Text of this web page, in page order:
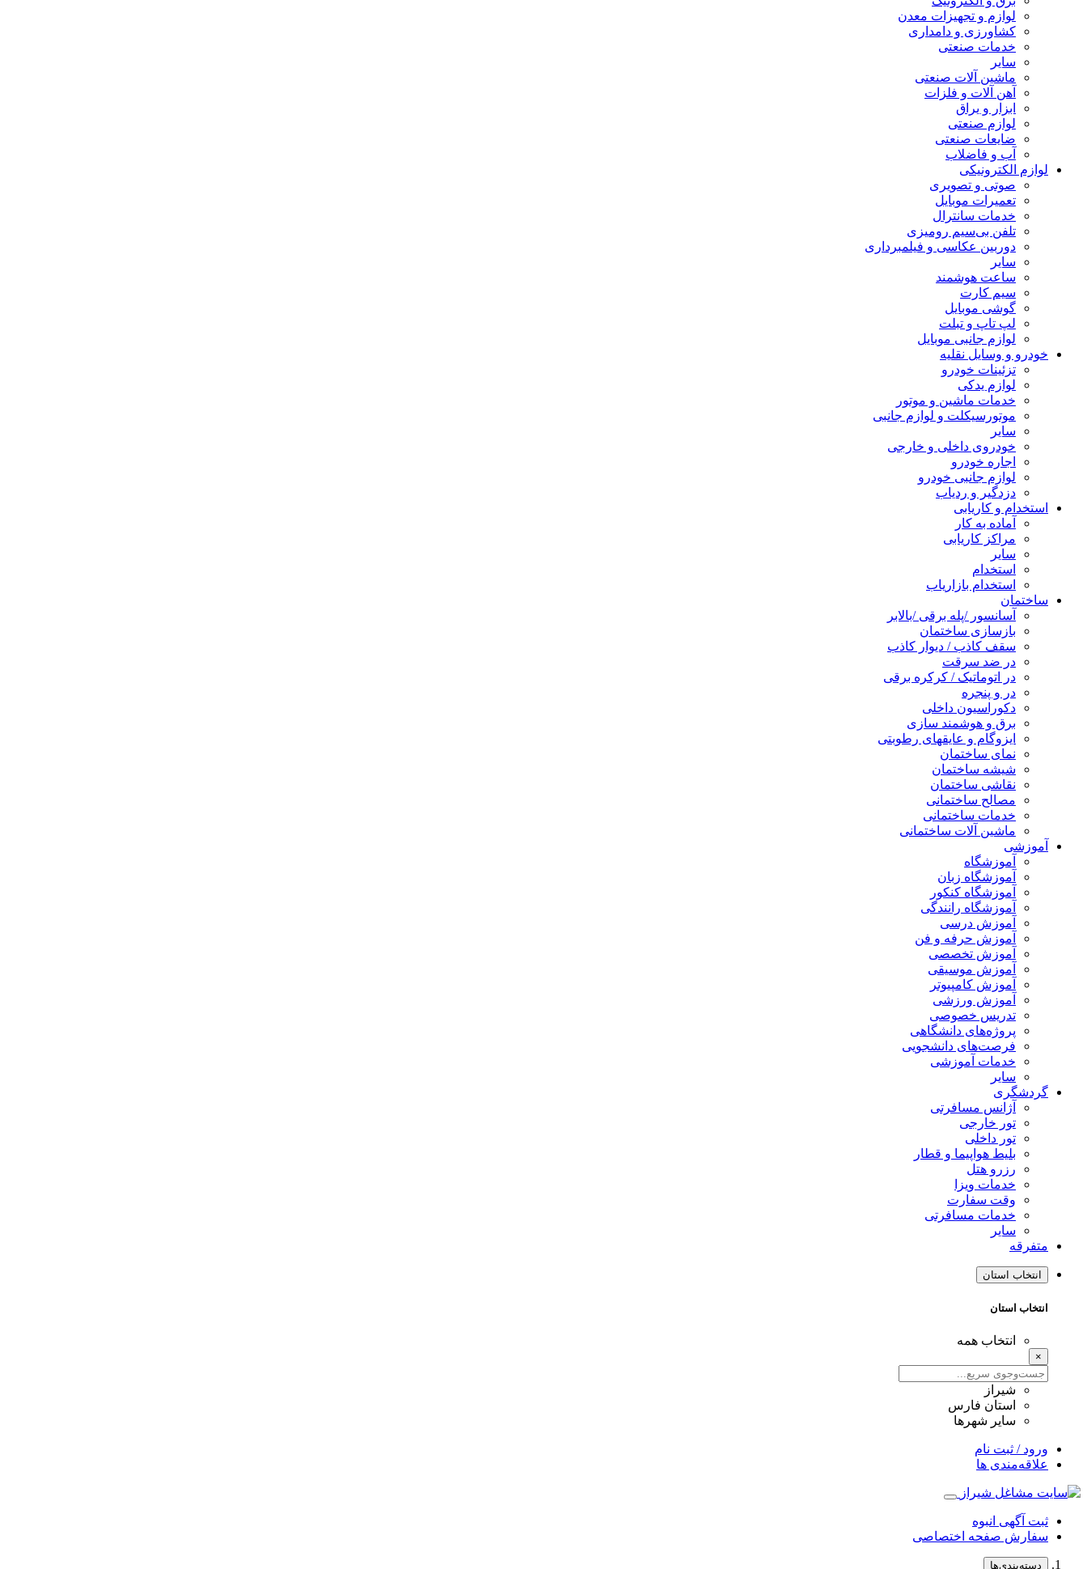
لوازم و تجهیزات معدن
کشاورزی و دامداری
خدمات صنعتی
سایر
ماشین آلات صنعتی
آهن آلات و فلزات
ابزار و یراق
لوازم صنعتی
ضایعات صنعتی
آب و فاضلاب
لوازم الکترونیکی
صوتی و تصویری
تعمیرات موبایل
خدمات سانترال
تلفن بی‌سیم رومیزی
دوربین عکاسی و فیلمبرداری
سایر
ساعت هوشمند
سیم کارت
گوشی موبایل
لپ تاپ و تبلت
لوازم جانبی موبایل
خودرو و وسایل نقلیه
تزئینات خودرو
لوازم یدکی
خدمات ماشین و موتور
موتورسیکلت و لوازم جانبی
سایر
خودروی داخلی و خارجی
اجاره خودرو
لوازم جانبی خودرو
دزدگیر و ردیاب
استخدام و کاریابی
آماده به کار
مراکز کاریابی
سایر
استخدام
استخدام بازاریاب
ساختمان
آسانسور /پله برقی /بالابر
بازسازی ساختمان
سقف کاذب / دیوار کاذب
در ضد سرقت
در اتوماتیک / کرکره برقی
در و پنجره
دکوراسیون داخلی
برق و هوشمند سازی
ایزوگام و عایقهای رطوبتی
نمای ساختمان
شیشه ساختمان
نقاشی ساختمان
مصالح ساختمانی
خدمات ساختمانی
ماشین آلات ساختمانی
آموزشی
آموزشگاه
آموزشگاه زبان
آموزشگاه کنکور
آموزشگاه رانندگی
آموزش درسی
آموزش حرفه و فن
آموزش تخصصی
آموزش موسیقی
آموزش کامپیوتر
آموزش ورزشی
تدریس خصوصی
پروژه‌های دانشگاهی
فرصت‌های دانشجویی
خدمات آموزشی
سایر
گردشگری
آژانس مسافرتی
تور خارجی
تور داخلی
بلیط هواپیما و قطار
رزرو هتل
خدمات ویزا
وقت سفارت
خدمات مسافرتی
سایر
متفرقه
انتخاب استان
انتخاب استان
انتخاب همه
×
شیراز
استان فارس
سایر شهرها
ورود / ثبت نام
علاقه‌مندی ها
ثبت آگهی انبوه
سفارش صفحه اختصاصی
دسته‌بندی‌ها